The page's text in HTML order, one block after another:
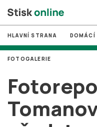
# MUNI
# Brno
# volby
HLAVNÍ STRANA DOMÁCÍ
FOTOGALERIE